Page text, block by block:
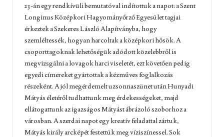
23-án egy rendkívüli bemutatóval indítottuk a napot: a Szent
Longinus Középkori Hagyományőrző Egyesület tagjai
érkeztek a Szekeres László Alapítványba, hogy
szemléltessék, hogyan harcoltak a középkori hősök. A
csoporttagoknak lehetőségük adódott közelebbről is
megvizsgálni a lovagok harci viseletét, ezt követően pedig
egyedi címereket gyártottak a kézműves foglalkozás
részeként. A jól megérdemelt uzsonnaszünet után Hunyadi
Mátyás életéről tudhattunk meg érdekességeket, majd
ellátogattunk az igazságos Mátyást ábrázoló szoborhoz a
városban. A szerdai napot egy kreatív feladattal zártuk,
Mátyás király arcképét festettük meg víziszínessel. Sok